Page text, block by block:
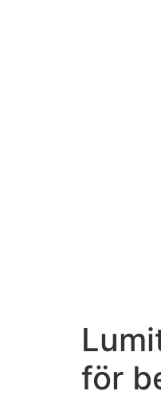
för